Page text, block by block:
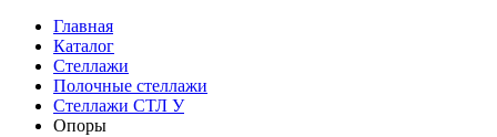
Главная
Каталог
Стеллажи
Полочные стеллажи
Стеллажи СТЛ У
Опоры